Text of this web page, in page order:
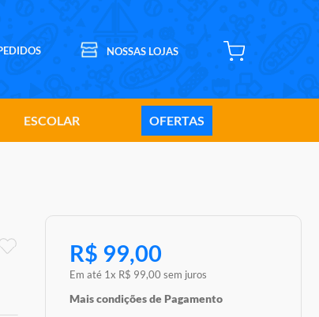
ESCOLAR OFERTAS
R$ 99,00
Em até 1x R$ 99,00 sem juros
Mais condições de Pagamento